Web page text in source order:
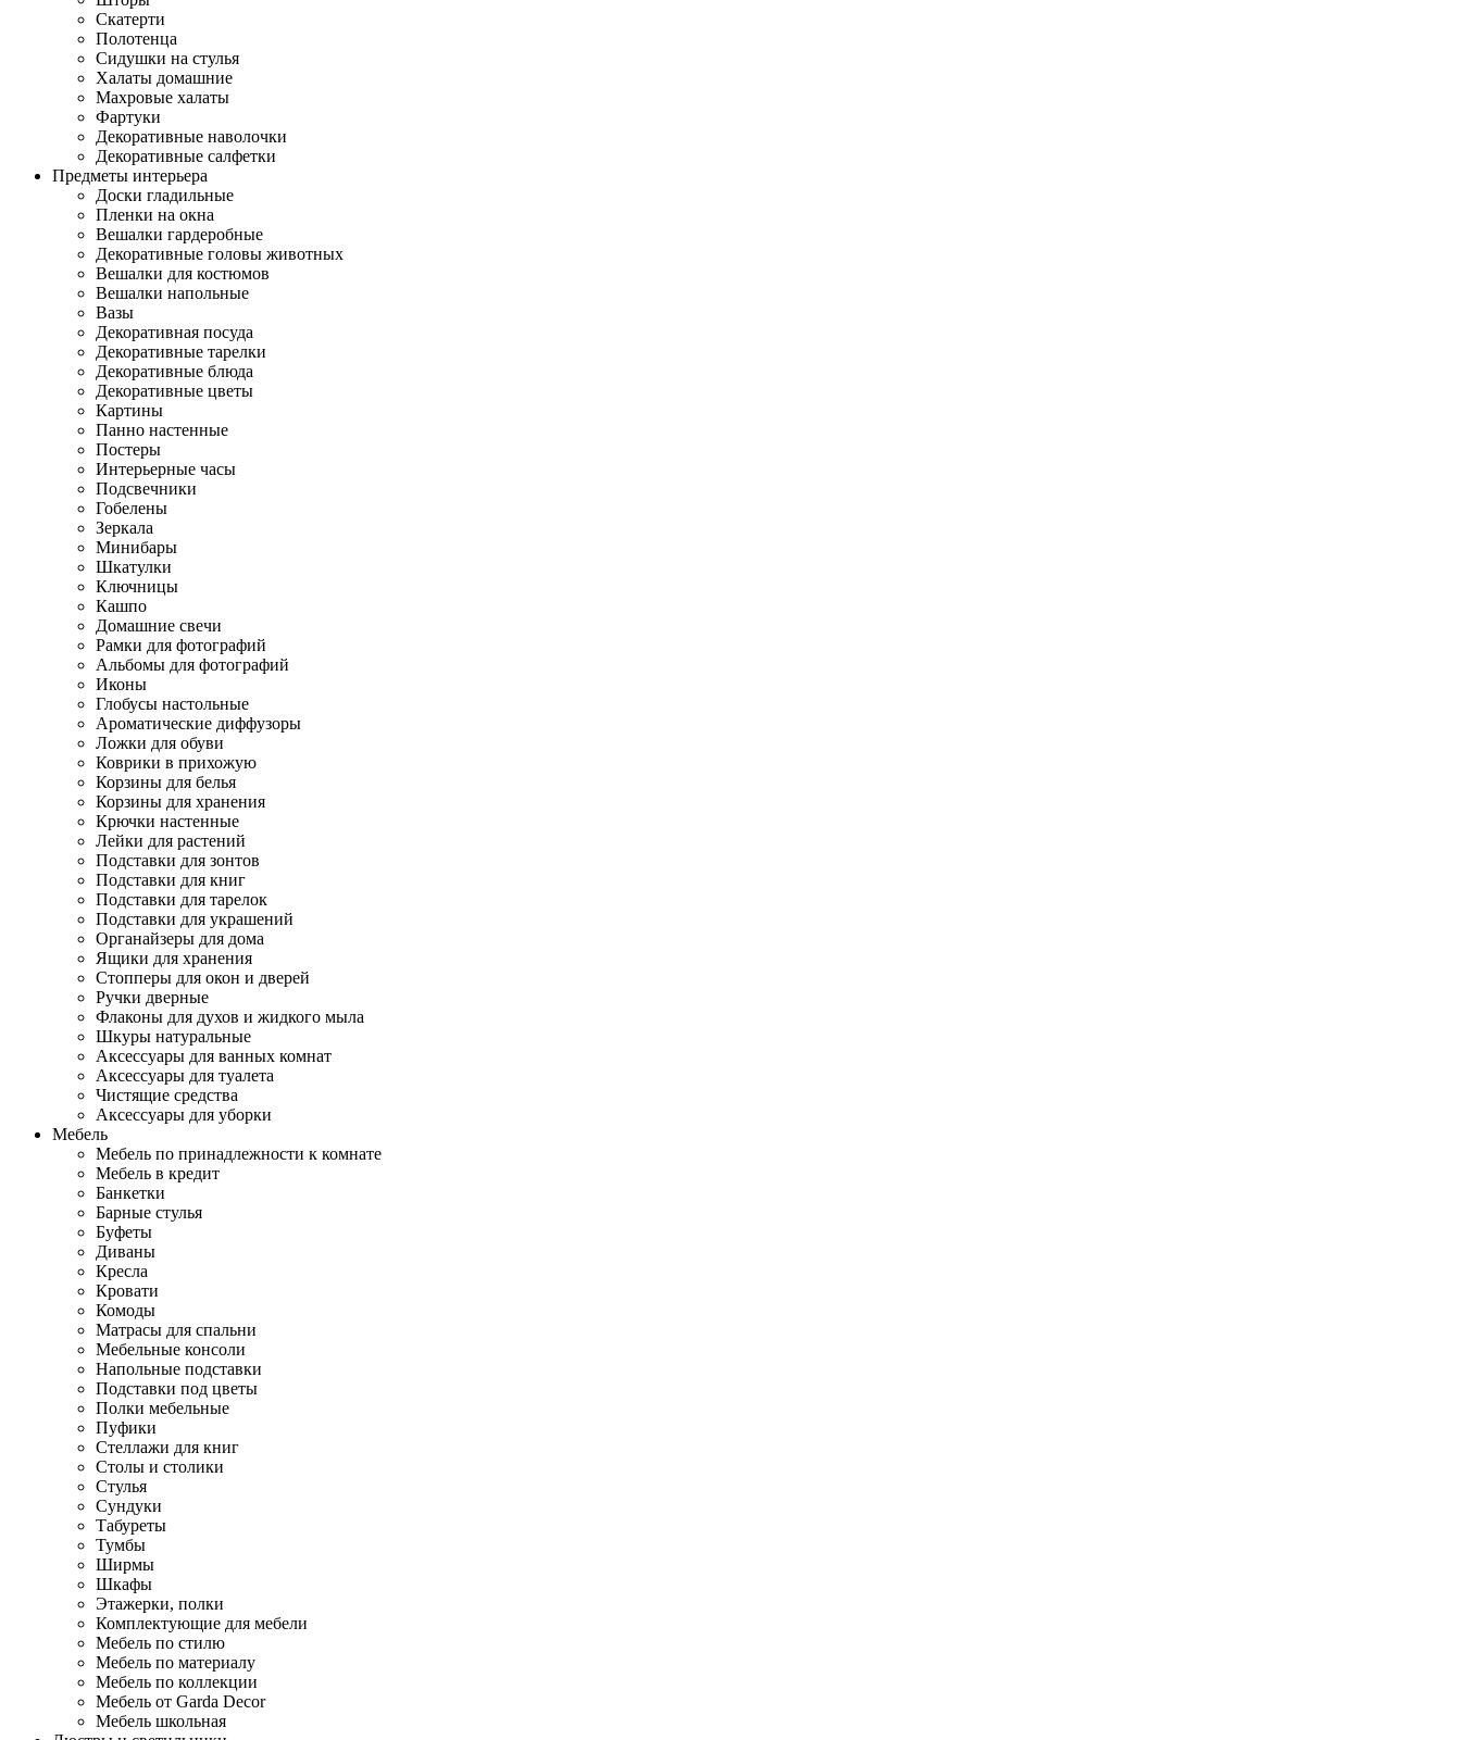
Скатерти
Полотенца
Сидушки на стулья
Халаты домашние
Махровые халаты
Фартуки
Декоративные наволочки
Декоративные салфетки
Предметы интерьера
Доски гладильные
Пленки на окна
Вешалки гардеробные
Декоративные головы животных
Вешалки для костюмов
Вешалки напольные
Вазы
Декоративная посуда
Декоративные тарелки
Декоративные блюда
Декоративные цветы
Картины
Панно настенные
Постеры
Интерьерные часы
Подсвечники
Гобелены
Зеркала
Минибары
Шкатулки
Ключницы
Кашпо
Домашние свечи
Рамки для фотографий
Альбомы для фотографий
Иконы
Глобусы настольные
Ароматические диффузоры
Ложки для обуви
Коврики в прихожую
Корзины для белья
Корзины для хранения
Крючки настенные
Лейки для растений
Подставки для зонтов
Подставки для книг
Подставки для тарелок
Подставки для украшений
Органайзеры для дома
Ящики для хранения
Стопперы для окон и дверей
Ручки дверные
Флаконы для духов и жидкого мыла
Шкуры натуральные
Аксессуары для ванных комнат
Аксессуары для туалета
Чистящие средства
Аксессуары для уборки
Мебель
Мебель по принадлежности к комнате
Мебель в кредит
Банкетки
Барные стулья
Буфеты
Диваны
Кресла
Кровати
Комоды
Матрасы для спальни
Мебельные консоли
Напольные подставки
Подставки под цветы
Полки мебельные
Пуфики
Стеллажи для книг
Столы и столики
Стулья
Сундуки
Табуреты
Тумбы
Ширмы
Шкафы
Этажерки, полки
Комплектующие для мебели
Мебель по стилю
Мебель по материалу
Мебель по коллекции
Мебель от Garda Decor
Мебель школьная